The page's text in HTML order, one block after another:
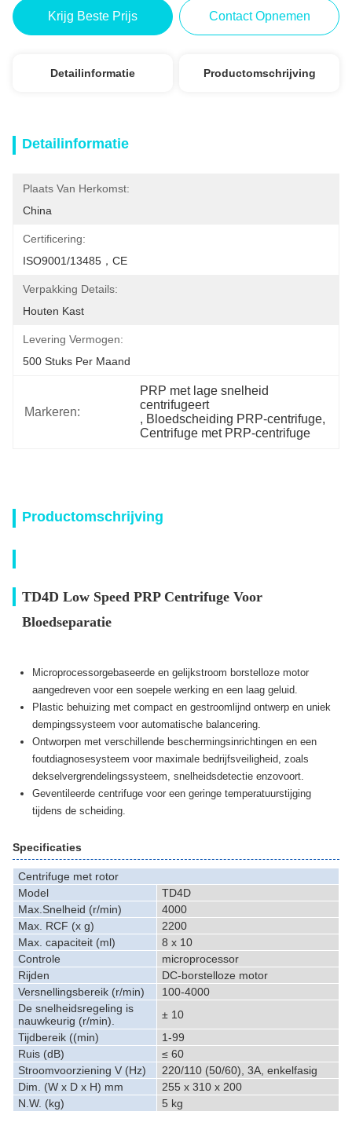
Krijg Beste Prijs Contact Opnemen
Detailinformatie Productomschrijving
Detailinformatie
Plaats Van Herkomst:
China
Certificering:
ISO9001/13485，CE
Verpakking Details:
Houten Kast
Levering Vermogen:
500 Stuks Per Maand
Markeren:
PRP met lage snelheid
centrifugeert
, Bloedscheiding PRP-centrifuge
Centrifuge met PRP-centrifuge
Productomschrijving
TD4D Low Speed PRP Centrifuge Voor
Bloedseparatie
Microprocessorgebaseerde en gelijkstroom borstelloze motor
aangedreven voor een soepele werking en een laag geluid.
Plastic behuizing met compact en gestroomlijnd ontwerp en uniek
dempingssysteem voor automatische balancering.
Ontworpen met verschillende beschermingsinrichtingen en een
foutdiagnosesysteem voor maximale bedrijfsveiligheid, zoals
dekselvergrendelingssysteem, snelheidsdetectie enzovoort.
Geventileerde centrifuge voor een geringe temperatuurstijging
tijdens de scheiding.
Specificaties
Centrifuge met rotor
Model
TD4D
Max.Snelheid (r/min)
4000
Max. RCF (x g)
2200
Max. capaciteit (ml)
8 x 10
Controle
microprocessor
Rijden
DC-borstelloze motor
Versnellingsbereik (r/min)
100-4000
De snelheidsregeling is
nauwkeurig (r/min).
± 10
Tijdbereik ((min)
1-99
Ruis (dB)
≤ 60
Stroomvoorziening V (Hz)
220/110 (50/60), 3A, enkelfasig
Dim. (W x D x H) mm
255 x 310 x 200
N.W. (kg)
5 kg